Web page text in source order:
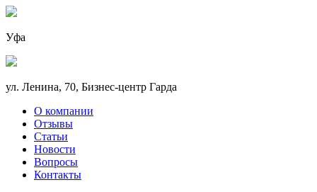
Уфа
ул. Ленина, 70, Бизнес-центр Гарда
О компании
Отзывы
Статьи
Новости
Вопросы
Контакты